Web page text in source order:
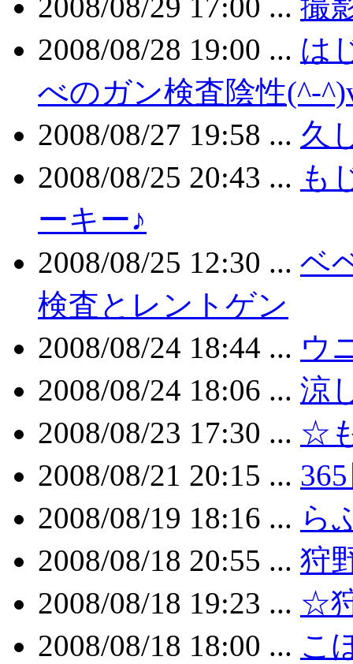
2008/08/29 17:00 ... 撮
2008/08/28 19:00 ... は
べのガン検査陰性(^-
2008/08/27 19:58 ... 久
2008/08/25 20:43 ... も
ーキー♪
2008/08/25 12:30 ... ベ
検査とレントゲン
2008/08/24 18:44 ... ウ
2008/08/24 18:06 ... 涼
2008/08/23 17:30 ... ☆
2008/08/21 20:15 ...
2008/08/19 18:16 ... ら
2008/08/18 20:55 ... 狩
2008/08/18 19:23 ... ☆
2008/08/18 18:00 ... こ